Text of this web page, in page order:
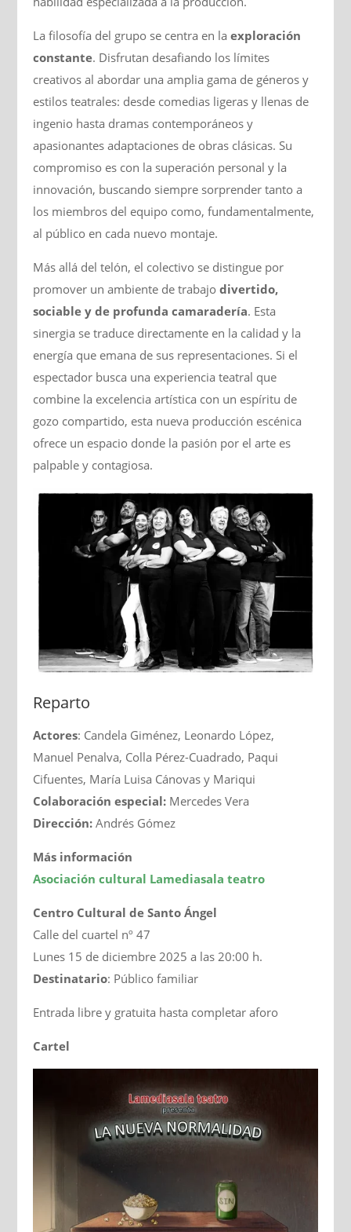
La filosofía del grupo se centra en laexploración
constante. Disfrutan desafiando los límites
creativos al abordar una amplia gama de géneros y
estilos teatrales: desde comedias ligeras y llenas de
ingenio hasta dramas contemporáneos y
apasionantes adaptaciones de obras clásicas. Su
compromiso es con la superación personal y la
innovación, buscando siempre sorprender tanto a
los miembros del equipo como, fundamentalmente,
al público en cada nuevo montaje.
Más allá del telón, el colectivo se distingue por
promover un ambiente de trabajodivertido,
sociable y de profunda camaradería. Esta
sinergia se traduce directamente en la calidad y la
energía que emana de sus representaciones. Si el
espectador busca una experiencia teatral que
combine la excelencia artística con un espíritu de
gozo compartido, esta nueva producción escénica
ofrece un espacio donde la pasión por el arte es
palpable y contagiosa.
Reparto
Actores: Candela Giménez, Leonardo López,
Manuel Penalva, Colla Pérez-Cuadrado, Paqui
Cifuentes, María Luisa Cánovas y Mariqui
Colaboración especial: Mercedes Vera
Dirección: Andrés Gómez
Más información
Asociación cultural Lamediasala teatro
Centro Cultural de Santo Ángel
Calle del cuartel nº 47
Lunes 15 de diciembre 2025 a las 20:00 h.
Destinatario: Público familiar
Entrada libre y gratuita hasta completar aforo
Cartel